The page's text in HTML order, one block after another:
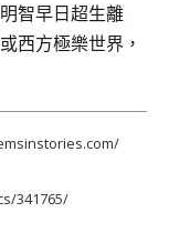
智早日超生離
西方極樂世界，
341765/